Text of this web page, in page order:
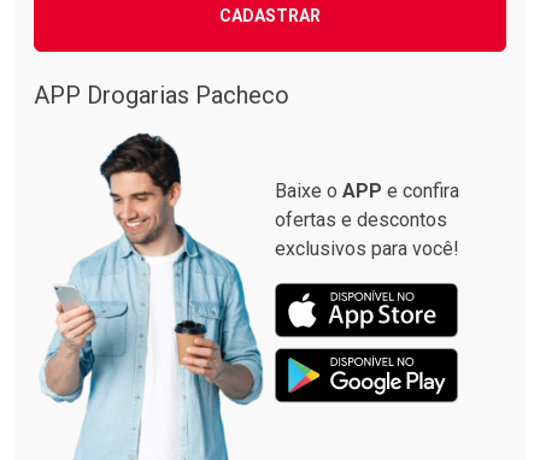
CADASTRAR
APP Drogarias Pacheco
Baixe o APP e confira
ofertas e descontos
exclusivos para você!